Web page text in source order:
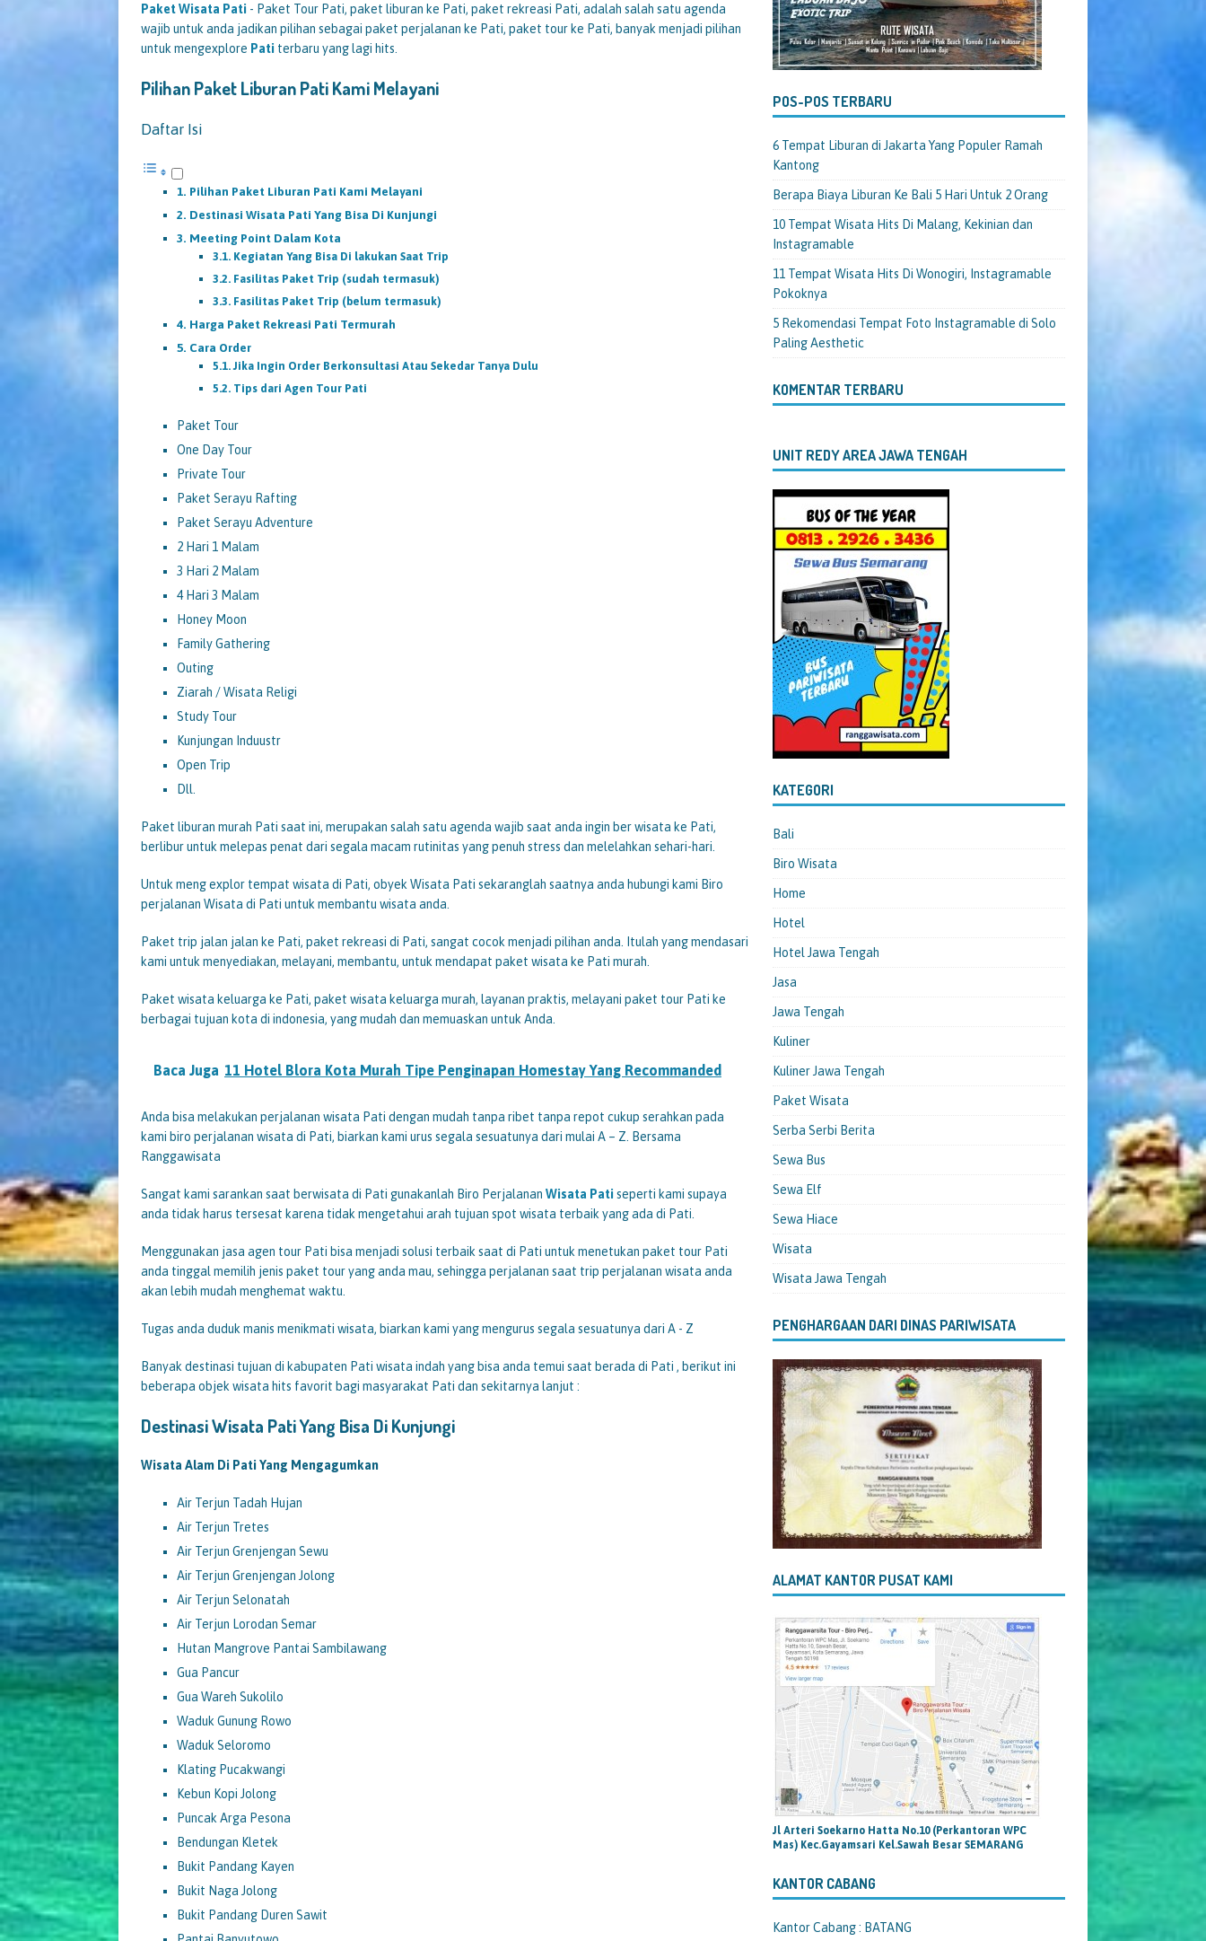
Paket Wisata Pati - Paket Tour Pati, paket liburan ke Pati, paket rekreasi Pati, adalah salah satu agenda
wajib untuk anda jadikan pilihan sebagai paket perjalanan ke Pati, paket tour ke Pati, banyak menjadi pilihan
untuk mengexplore Pati terbaru yang lagi hits.
Pilihan Paket Liburan Pati Kami Melayani
Daftar Isi
Pilihan Paket Liburan Pati Kami Melayani
Destinasi Wisata Pati Yang Bisa Di Kunjungi
Meeting Point Dalam Kota
Kegiatan Yang Bisa Di lakukan Saat Trip
Fasilitas Paket Trip (sudah termasuk)
Fasilitas Paket Trip (belum termasuk)
Harga Paket Rekreasi Pati Termurah
Cara Order
Jika Ingin Order Berkonsultasi Atau Sekedar Tanya Dulu
Tips dari Agen Tour Pati
Paket Tour
One Day Tour
Private Tour
Paket Serayu Rafting
Paket Serayu Adventure
2 Hari 1 Malam
3 Hari 2 Malam
4 Hari 3 Malam
Honey Moon
Family Gathering
Outing
Ziarah / Wisata Religi
Study Tour
Kunjungan Induustr
Open Trip
Dll.
Paket liburan murah Pati saat ini, merupakan salah satu agenda wajib saat anda ingin ber wisata ke Pati,
berlibur untuk melepas penat dari segala macam rutinitas yang penuh stress dan melelahkan sehari-hari.
Untuk meng explor tempat wisata di Pati, obyek Wisata Pati sekaranglah saatnya anda hubungi kami Biro
perjalanan Wisata di Pati untuk membantu wisata anda.
Paket trip jalan jalan ke Pati, paket rekreasi di Pati, sangat cocok menjadi pilihan anda. Itulah yang mendasari
kami untuk menyediakan, melayani, membantu, untuk mendapat paket wisata ke Pati murah.
Paket wisata keluarga ke Pati, paket wisata keluarga murah, layanan praktis, melayani paket tour Pati ke
berbagai tujuan kota di indonesia, yang mudah dan memuaskan untuk Anda.
Baca Juga 11 Hotel Blora Kota Murah Tipe Penginapan Homestay Yang Recommanded
Anda bisa melakukan perjalanan wisata Pati dengan mudah tanpa ribet tanpa repot cukup serahkan pada
kami biro perjalanan wisata di Pati, biarkan kami urus segala sesuatunya dari mulai A – Z. Bersama
Ranggawisata
Sangat kami sarankan saat berwisata di Pati gunakanlah Biro Perjalanan Wisata Patiseperti kami supaya
anda tidak harus tersesat karena tidak mengetahui arah tujuan spot wisata terbaik yang ada di Pati.
Menggunakan jasa agen tour Pati bisa menjadi solusi terbaik saat di Pati untuk menetukan paket tour Pati
anda tinggal memilih jenis paket tour yang anda mau, sehingga perjalanan saat trip perjalanan wisata anda
akan lebih mudah menghemat waktu.
Tugas anda duduk manis menikmati wisata, biarkan kami yang mengurus segala sesuatunya dari A - Z
Banyak destinasi tujuan di kabupaten Pati wisata indah yang bisa anda temui saat berada di Pati , berikut ini
beberapa objek wisata hits favorit bagi masyarakat Pati dan sekitarnya lanjut :
Destinasi Wisata Pati Yang Bisa Di Kunjungi
Wisata Alam Di Pati Yang Mengagumkan
Air Terjun Tadah Hujan
Air Terjun Tretes
Air Terjun Grenjengan Sewu
Air Terjun Grenjengan Jolong
Air Terjun Selonatah
Air Terjun Lorodan Semar
Hutan Mangrove Pantai Sambilawang
Gua Pancur
Gua Wareh Sukolilo
Waduk Gunung Rowo
Waduk Seloromo
Klating Pucakwangi
Kebun Kopi Jolong
Puncak Arga Pesona
Bendungan Kletek
Bukit Pandang Kayen
Bukit Naga Jolong
Bukit Pandang Duren Sawit
POS-POS TERBARU
6 Tempat Liburan di Jakarta Yang Populer Ramah
Kantong
Berapa Biaya Liburan Ke Bali 5 Hari Untuk 2 Orang
10 Tempat Wisata Hits Di Malang, Kekinian dan
Instagramable
11 Tempat Wisata Hits Di Wonogiri, Instagramable
Pokoknya
5 Rekomendasi Tempat Foto Instagramable di Solo
Paling Aesthetic
KOMENTAR TERBARU
UNIT REDY AREA JAWA TENGAH
KATEGORI
Bali
Biro Wisata
Home
Hotel
Hotel Jawa Tengah
Jasa
Jawa Tengah
Kuliner
Kuliner Jawa Tengah
Paket Wisata
Serba Serbi Berita
Sewa Bus
Sewa Elf
Sewa Hiace
Wisata
Wisata Jawa Tengah
PENGHARGAAN DARI DINAS PARIWISATA
ALAMAT KANTOR PUSAT KAMI
Jl Arteri Soekarno Hatta No.10 (Perkantoran WPC
Mas) Kec.Gayamsari Kel.Sawah Besar SEMARANG
KANTOR CABANG
Kantor Cabang : BATANG